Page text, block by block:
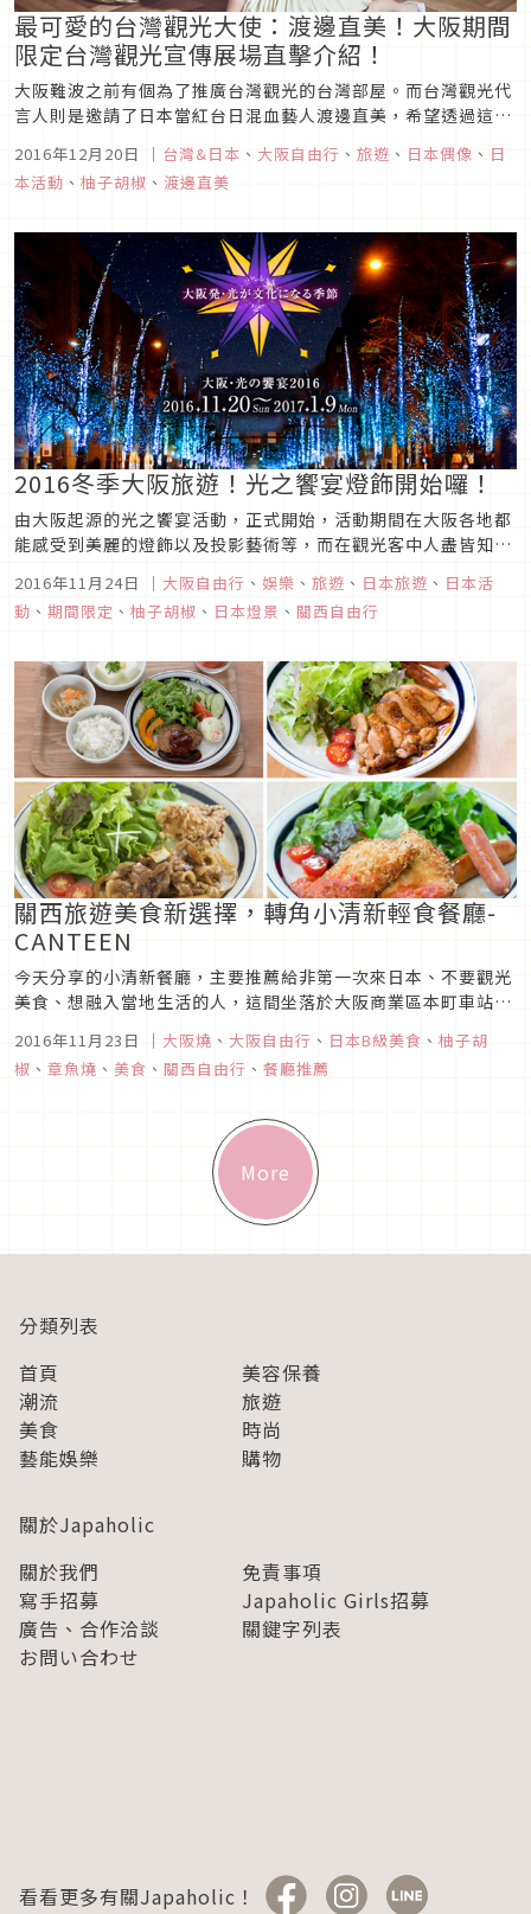
最可愛的台灣觀光大使：渡邊直美！大阪期間
限定台灣觀光宣傳展場直擊介紹！
大阪難波之前有個為了推廣台灣觀光的台灣部屋。而台灣觀光代
言人則是邀請了日本當紅台日混血藝人渡邊直美，希望透過這位
出吸引日本民眾拍照打卡的活動式展覽場。
2016年12月20日 ｜ 台灣&日本 、 大阪自由行 、 旅遊 、 日本偶像 、 日
本活動 、 柚子胡椒 、 渡邊直美
2016冬季大阪旅遊！光之饗宴燈飾開始囉！
由大阪起源的光之饗宴活動，正式開始，活動期間在大阪各地都
能感受到美麗的燈飾以及投影藝術等，而在觀光客中人盡皆知的
條道路」之世界紀錄，今年度為了讓所有來大阪的人都能夠被這
美麗的光包圍著，因此從梅田開始為樹裝上美麗的燈飾，道路全
2016年11月24日 ｜ 大阪自由行 、 娛樂 、 旅遊 、 日本旅遊 、 日本活
動 、 期間限定 、 柚子胡椒 、 日本燈景 、 關西自由行
關西旅遊美食新選擇，轉角小清新輕食餐廳-
CANTEEN
今天分享的小清新餐廳，主要推薦給非第一次來日本、不要觀光
美食、想融入當地生活的人，這間坐落於大阪商業區本町車站附
取一個法國的名字，從這點就能感覺出來這是間融合西式跟日式
的餐廳，而整體裝潢走極簡風格，餐廳內柔和的燈光，搭配木製
2016年11月23日 ｜ 大阪燒 、 大阪自由行 、 日本B級美食 、 柚子胡
椒 、 章魚燒 、 美食 、 關西自由行 、 餐廳推薦
More
分類列表
首頁
美容保養
潮流
旅遊
美食
時尚
藝能娛樂
購物
關於Japaholic
關於我們
免責事項
寫手招募
Japaholic Girls招募
廣告、合作洽談
關鍵字列表
お問い合わせ
看看更多有關Japaholic！